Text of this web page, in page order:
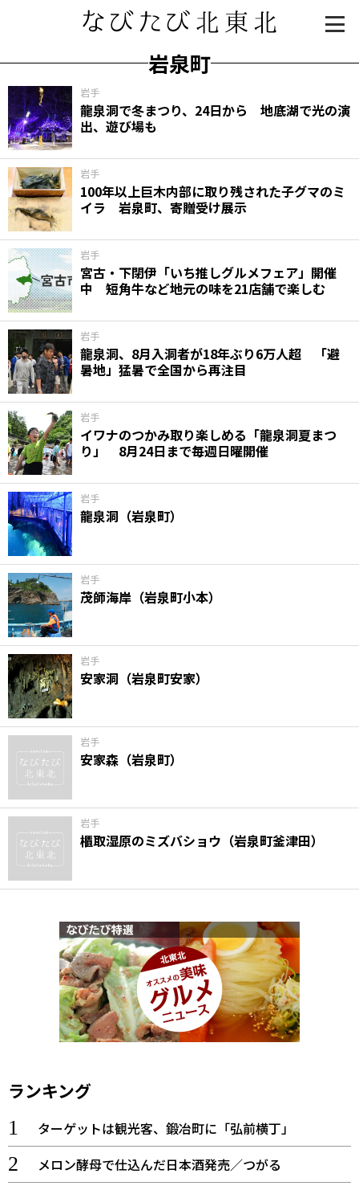
岩泉町
岩手
龍泉洞で冬まつり、24日から 地底湖で光の演
出、遊び場も
岩手
100年以上巨木内部に取り残された子グマのミ
イラ 岩泉町、寄贈受け展示
岩手
宮古・下閉伊「いち推しグルメフェア」開催
中 短角牛など地元の味を21店舗で楽しむ
岩手
龍泉洞、8月入洞者が18年ぶり6万人超 「避
暑地」猛暑で全国から再注目
岩手
イワナのつかみ取り楽しめる「龍泉洞夏まつ
り」 8月24日まで毎週日曜開催
岩手
龍泉洞（岩泉町）
岩手
茂師海岸（岩泉町小本）
岩手
安家洞（岩泉町安家）
岩手
安家森（岩泉町）
岩手
櫃取湿原のミズバショウ（岩泉町釜津田）
ランキング
ターゲットは観光客、鍛冶町に「弘前横丁」
メロン酵母で仕込んだ日本酒発売／つがる
知る一覧
世界遺産
文化・歴史
パワースポット
ミステリー
観る一覧
紅葉
楽しむ一覧
まつり・イベント
聖地
おみやげ・特産
道の駅・産直
鉄道
アウトドア・レジャー
味わう一覧
麺類
ご当地グルメ
酒
スイーツ
癒す一覧
温泉
自然
宿泊
青森県
岩手県
秋田県